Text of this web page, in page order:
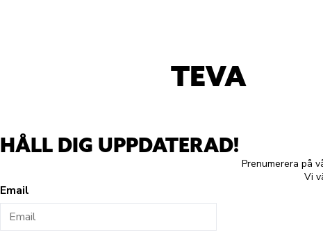
TEVA
HÅLL DIG UPPDATERAD!
Prenumerera på
Vi
Email